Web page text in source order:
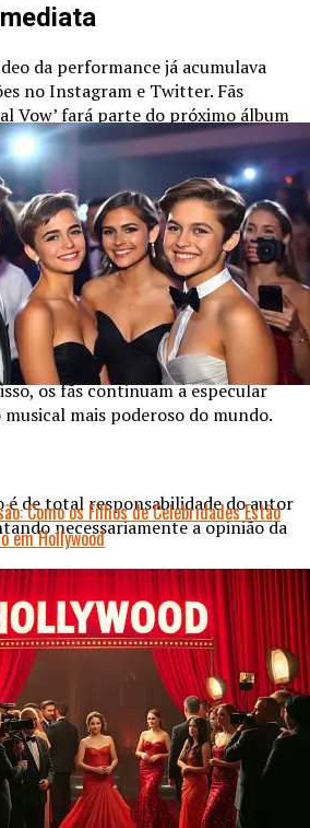
da performance já acumulava
no Instagram e Twitter. Fãs
Vow’ fará parte do próximo álbum
um trabalho conjunto desde
agradeceu ao público
a música era um presente para os
há décadas. Beyoncé, sempre
prateado que brilhava sob os
suspiros da plateia.
que não há planos para
que novas surpresas podem estar
os fãs continuam a especular
mais poderoso do mundo.
é de total responsabilidade do autor
necessariamente a opinião da
Após Escândalo, Atriz Anuncia Nova
Segredo de Beleza Inusitado nos
Como os Filhos de Celebridades Estão
em Hollywood